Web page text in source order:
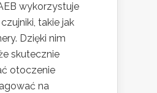
wykorzystuje
takie jak
Dzięki nim
skutecznie
otoczenie
na